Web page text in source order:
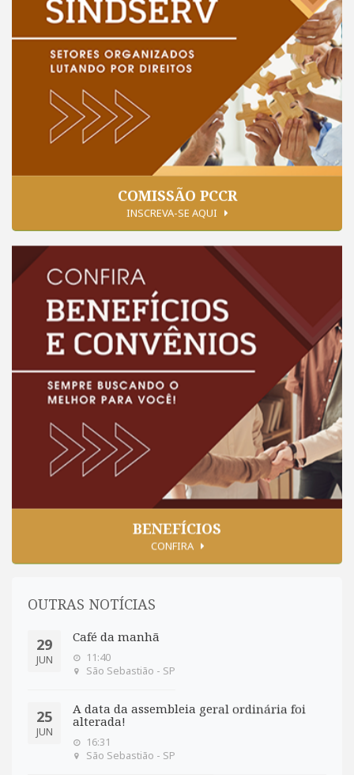
COMISSÃO PCCR
INSCREVA-SE AQUI
BENEFÍCIOS
CONFIRA
OUTRAS NOTÍCIAS
29
JUN
Café da manhã
11:40
São Sebastião - SP
25
JUN
A data da assembleia geral ordinária foi
alterada!
16:31
São Sebastião - SP